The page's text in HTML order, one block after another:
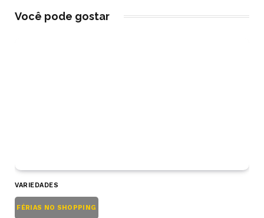
Você pode gostar
VARIEDADES
FÉRIAS NO SHOPPING